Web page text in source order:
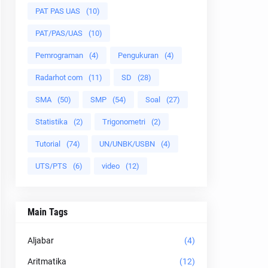
PAT PAS UAS (10)
PAT/PAS/UAS (10)
Pemrograman (4) Pengukuran (4)
Radarhot com (11) SD (28)
SMA (50) SMP (54) Soal (27)
Statistika (2) Trigonometri (2)
Tutorial (74) UN/UNBK/USBN (4)
UTS/PTS (6) video (12)
Main Tags
Aljabar (4)
Aritmatika (12)